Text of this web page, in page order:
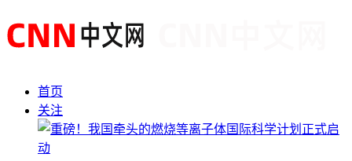
首页
关注